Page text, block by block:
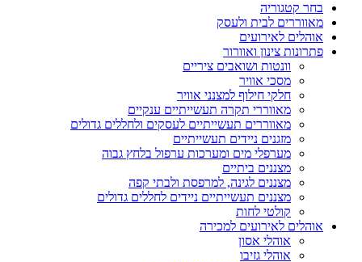
בחר קטגוריה
מאווררים לבית ולעסק
אוהלים לאירועים
פתרונות צינון ואוורור
וונטות ושואבים ציריים
מסכי אוויר
חלקי חילוף למצנני אוויר
מאווררי תקרה תעשייתיים ענקיים
מאווררים תעשייתיים לעסקים ולחללים גדולים
מזגנים ניידים תעשייתיים
מערפלי מים ומערכות ערפול בלחץ גבוה
מצננים ביתיים
מצננים לגינה, למרפסת ולבתי קפה
מצננים תעשייתיים ניידים לחללים גדולים
קולטי לחות
אוהלים לאירועים למכירה
אוהלי אסון
אוהלי גזיבו